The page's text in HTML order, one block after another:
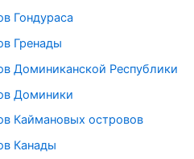
Гондураса
Гренады
Доминиканской Республики
Доминики
Каймановых островов
Канады